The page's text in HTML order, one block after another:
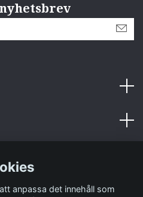
anpassa det innehåll som